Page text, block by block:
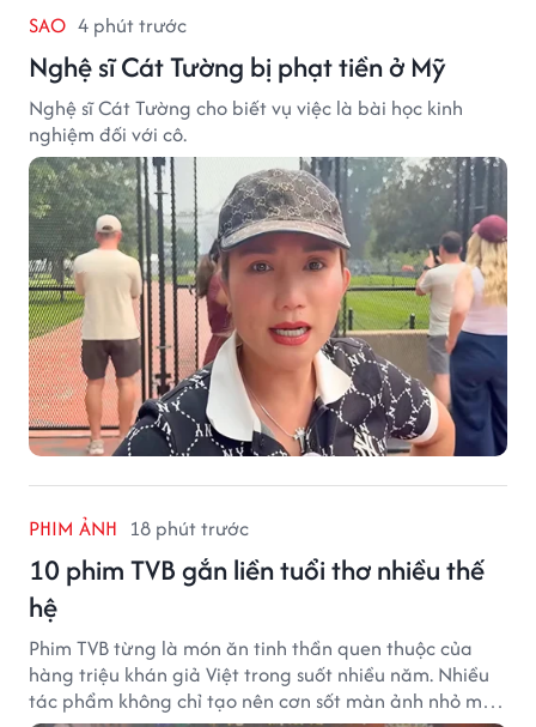
SAO 4 phút trước
Nghệ sĩ Cát Tường bị phạt tiền ở Mỹ
Nghệ sĩ Cát Tường cho biết vụ việc là bài học kinh
nghiệm đối với cô.
PHIM ẢNH 18 phút trước
10 phim TVB gắn liền tuổi thơ nhiều thế
hệ
Phim TVB từng là món ăn tinh thần quen thuộc của
hàng triệu khán giả Việt trong suốt nhiều năm. Nhiều
tác phẩm không chỉ tạo nên cơn sốt màn ảnh nhỏ mà